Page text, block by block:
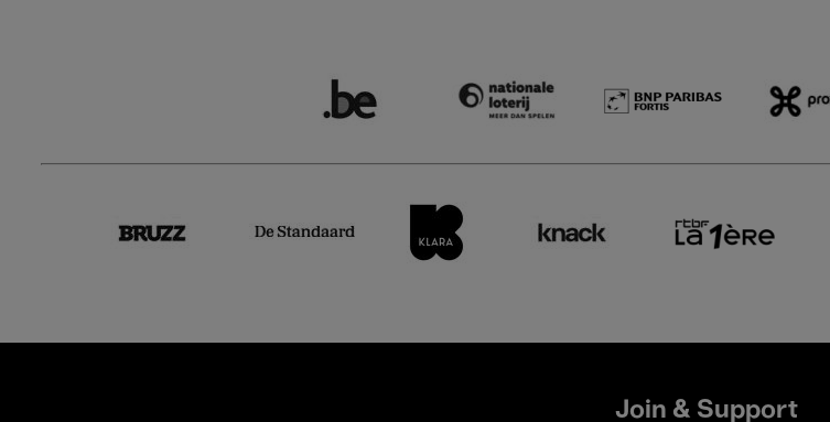
Join & Support